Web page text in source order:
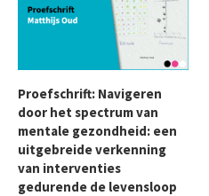
Proefschrift: Navigeren
door het spectrum van
mentale gezondheid: een
uitgebreide verkenning
van interventies
gedurende de levensloop